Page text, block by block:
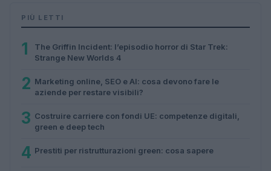
PIÙ LETTI
1
The Griffin Incident: l’episodio horror di Star Trek:
Strange New Worlds 4
2 Marketing online, SEO e AI: cosa devono fare le
aziende per restare visibili?
3 Costruire carriere con fondi UE: competenze digitali,
green e deep tech
4 Prestiti per ristrutturazioni green: cosa sapere